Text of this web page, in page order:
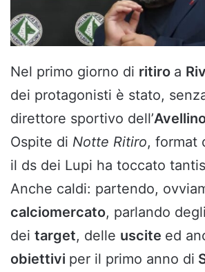
Nel primo giorno di ritiro a
dei protagonisti è stato,
direttore sportivo dell’
Ospite di Notte Ritiro, format
il ds dei Lupi ha toccato
Anche caldi: partendo,
calciomercato, parlando degli
dei target, delle uscite ed
obiettivi per il primo anno di